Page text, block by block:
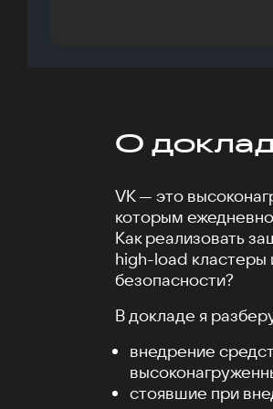
О
VK — это
которым
Как реализовать
high-load кластеры
безопасности?
В докладе я
внедрение
стоявшие при